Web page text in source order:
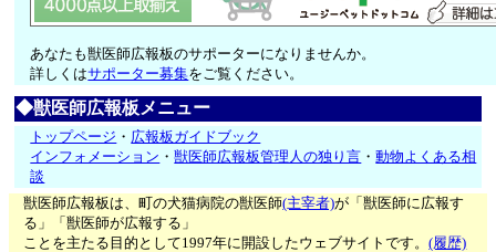
あなたも獣医師広報板のサポーターになりませんか。
詳しくはサポーター募集をご覧ください。
◆獣医師広報板メニュー
トップページ ・ 広報板ガイドブック
インフォメーション ・獣医師広報板管理人の独り言 ・動物よくある相
談
獣医師広報板は、町の犬猫病院の獣医師(主宰者)が「獣医師に広報す
る」「獣医師が広報する」
ことを主たる目的として1997年に開設したウェブサイトです。(履歴)